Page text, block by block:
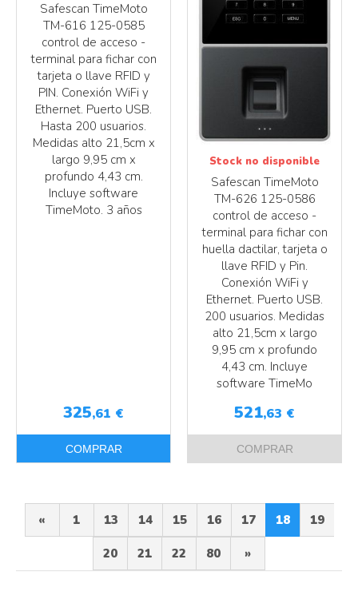
Safescan TimeMoto
TM-616 125-0585
control de acceso -
terminal para fichar con
tarjeta o llave RFID y
PIN. Conexión WiFi y
Ethernet. Puerto USB.
Hasta 200 usuarios.
Medidas alto 21,5cm x
largo 9,95 cm x
profundo 4,43 cm.
Incluye software
TimeMoto. 3 años
325,61 €
COMPRAR
Safescan TimeMoto
TM-626 125-0586
control de acceso -
terminal para fichar con
huella dactilar, tarjeta o
llave RFID y Pin.
Conexión WiFi y
Ethernet. Puerto USB.
200 usuarios. Medidas
alto 21,5cm x largo
9,95 cm x profundo
4,43 cm. Incluye
software TimeMo
521,63 €
Stock no disponible
COMPRAR
« 1 13 14 15 16 17 18 19
20 21 22 80 »